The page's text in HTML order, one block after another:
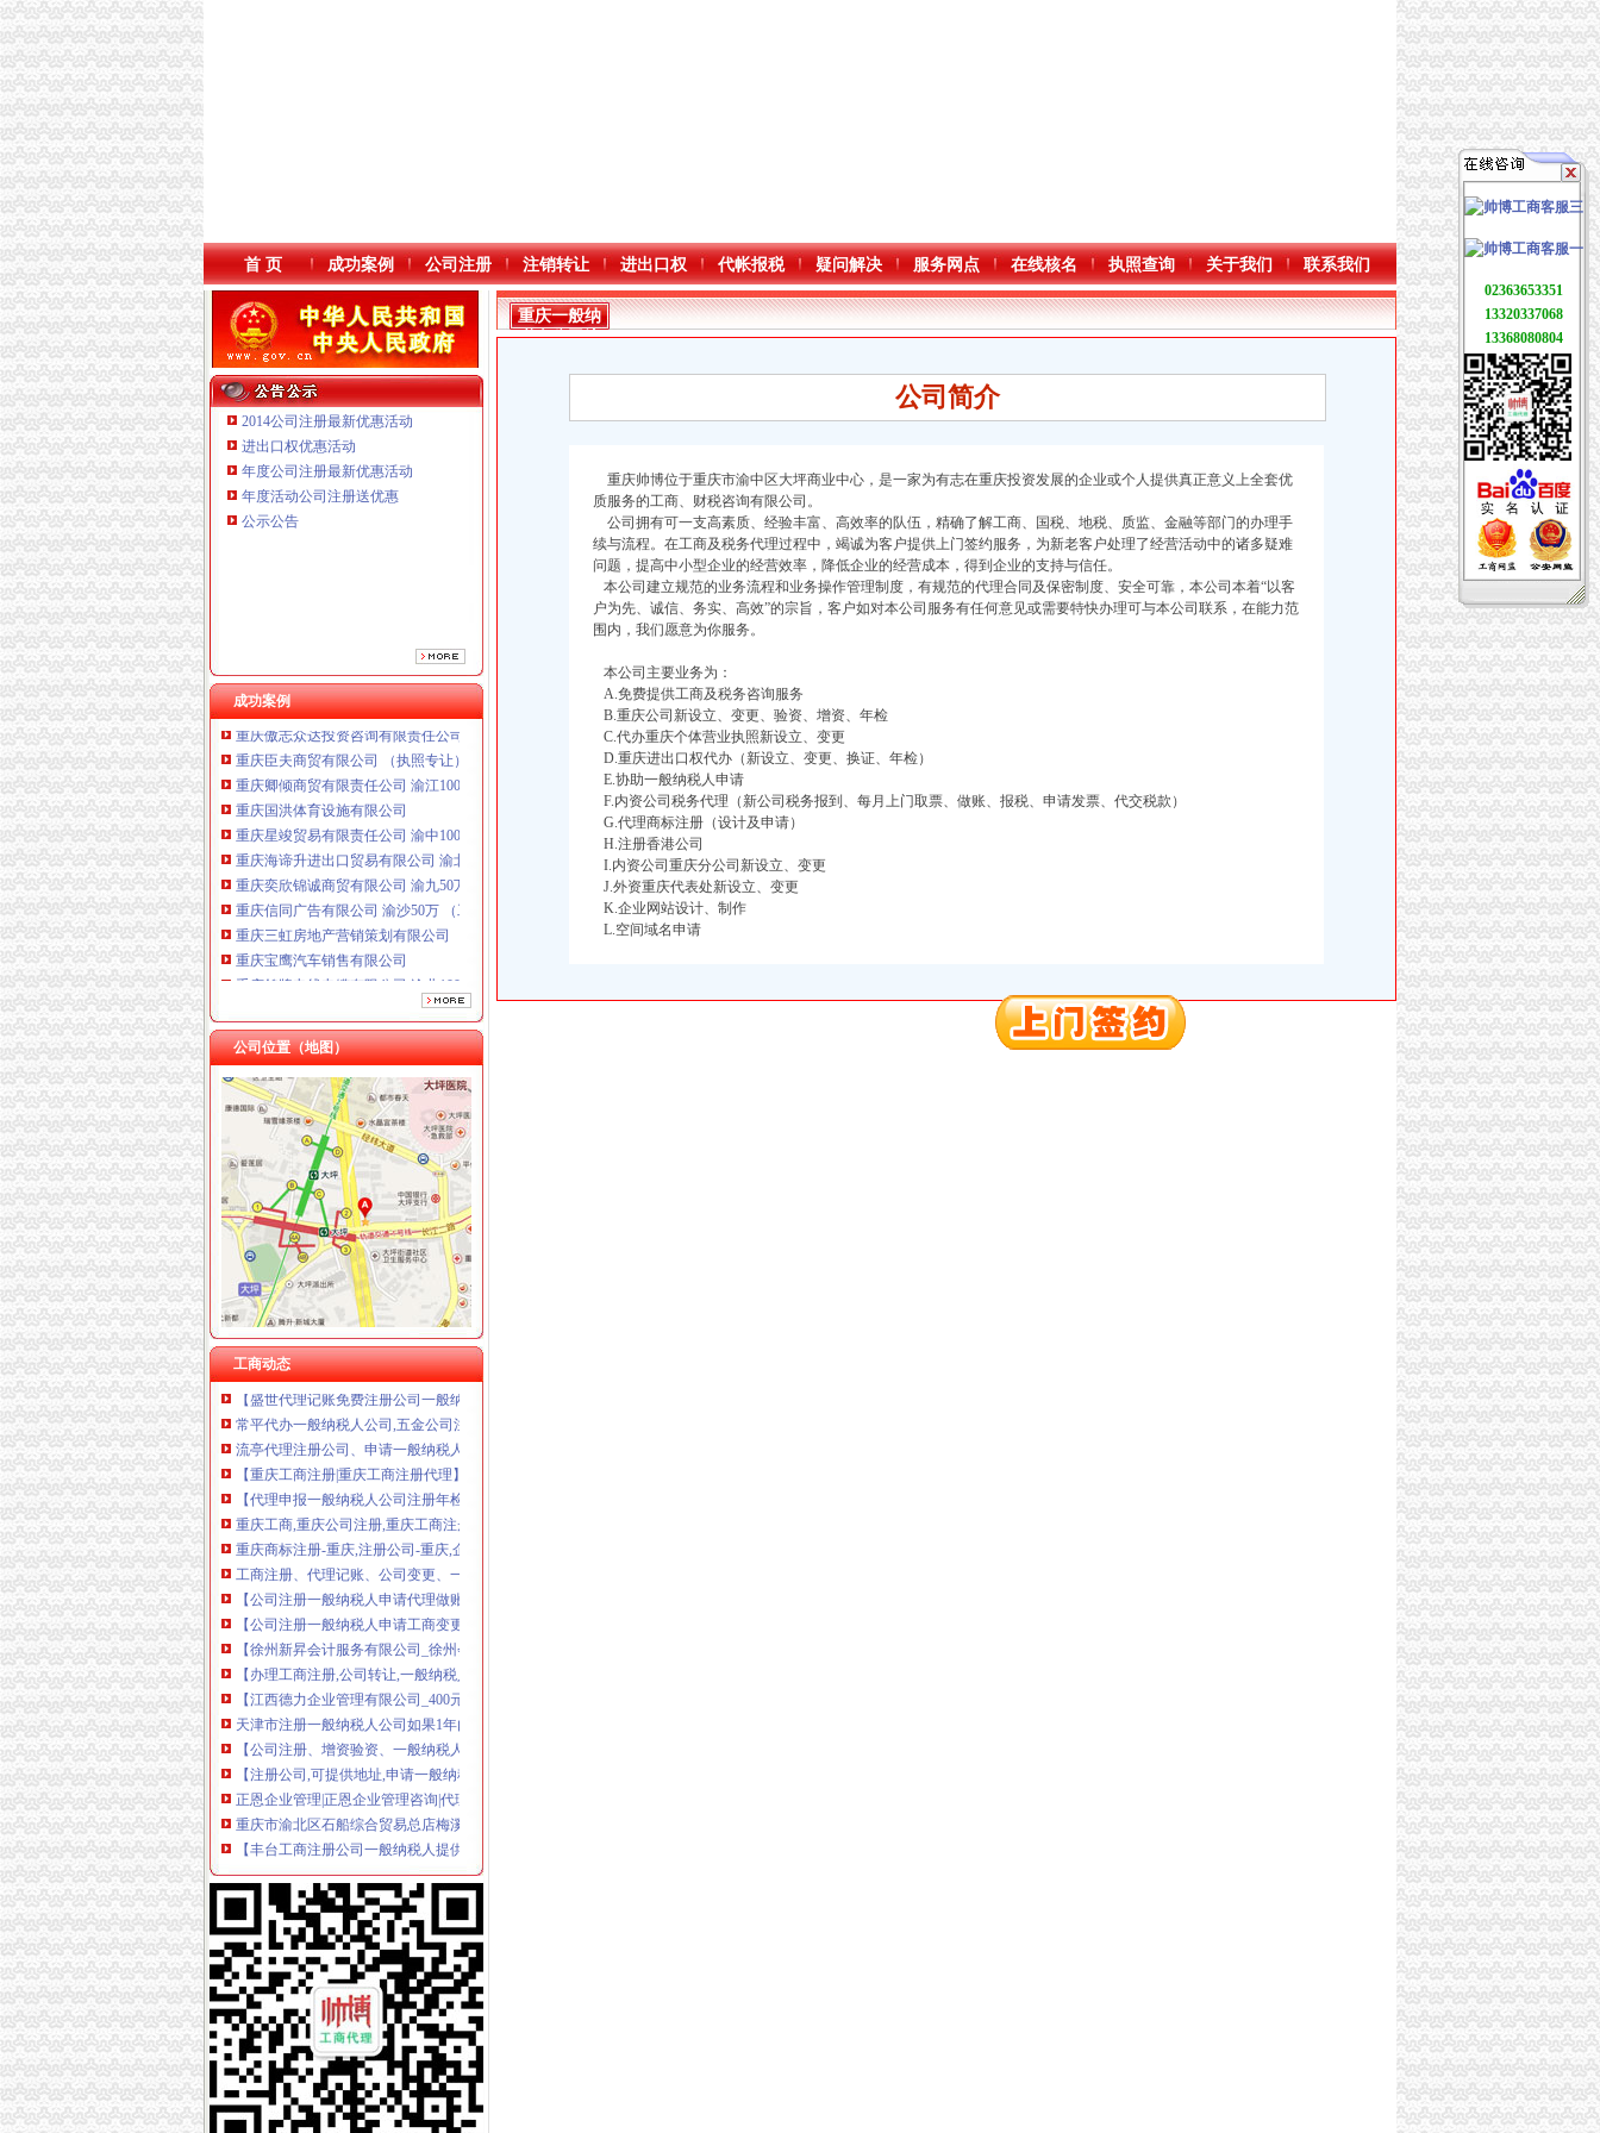
本站导航
首 页 成功案例 公司注册 注销转让 进出口权 代帐报税 疑问解决 服务网点 在线核名 执照查询 关于我们 联系我们
2014公司注册最新优惠活动
进出口权优惠活动
年度公司注册最新优惠活动
年度活动公司注册送优惠
公示公告
成功案例
重庆鸽牌电线电缆有限公司 渝北10010万 (进出口权)
重庆傲志众达投资咨询有限责任公司 渝九1000万 （增资）
重庆臣夫商贸有限公司 （执照专让）
重庆卿倾商贸有限责任公司 渝江100万 （工商注册）
重庆国洪体育设施有限公司
重庆星竣贸易有限责任公司 渝中100万 （进出口权）
重庆海谛升进出口贸易有限公司 渝北100万 （进出口权）
重庆奕欣锦诚商贸有限公司 渝九50万 （工商注册）
重庆信同广告有限公司 渝沙50万 （工商注册）
重庆三虹房地产营销策划有限公司
重庆宝鹰汽车销售有限公司
重庆鸽牌电线电缆有限公司 渝北10010万 (进出口权)
重庆臣夫商贸有限公司 （执照专让）
重庆卿倾商贸有限责任公司 渝江100万 （工商注册）
重庆国洪体育设施有限公司
重庆星竣贸易有限责任公司 渝中100万 （进出口权）
重庆海谛升进出口贸易有限公司 渝北100万 （进出口权）
重庆奕欣锦诚商贸有限公司 渝九50万 （工商注册）
重庆信同广告有限公司 渝沙50万 （工商注册）
重庆三虹房地产营销策划有限公司
重庆宝鹰汽车销售有限公司
公司位置（地图）
工商动态
重庆一般纳税人公司注册
【花都专业注册公司,企业变更,快速一般纳税人申请】-花都新华易
1123_广州公司注册,广州代理记账,广州申请一般纳税人_森卓企业
在重庆注册公司办理增值税时需要提供哪些材料?_go15_新浪博客
注册广州一般纳税人公司要多少钱？_搜狐财经_搜狐网
【沙坪坝区工商注册|沙坪坝区工商注册代理】-重庆去114网
公司注册一般纳税人注册记账报税-浙江嘉兴会计审计信息
一般纳税人申请_申请一般纳税人_注册公司流程
【注册一般纳税人公司多少钱】-韶关百姓网
【转让一般纳税人公司注册资金100万】-公司注册-包头赶集网
【重庆注册公司|重庆公司注册|重庆工商注册】-重庆小百姓网
免费注册一般纳税人公司【价格,品牌,供应商】-中国制造网,上海
【盛世代理记账免费注册公司一般纳税人申请】-公司注册-金昌赶集网
常平代办一般纳税人公司,五金公司注册,代办加工厂注册-【公司注
流亭代理注册公司、申请一般纳税人。青岛公司注册今题网
【重庆工商注册|重庆工商注册代理】-重庆去114网
【代理申报一般纳税人公司注册年检增资业务】-商标注册-聊城赶集网
重庆工商,重庆公司注册,重庆工商注册,重庆工商网-重庆千里眼网
重庆商标注册-重庆,注册公司-重庆,企业服务
工商注册、代理记账、公司变更、一般纳税人长春工商年检今题网
【公司注册一般纳税人申请代理做账】-企业变更-丹东赶集网
【公司注册一般纳税人申请工商变更】-公司注册-巢湖赶集网
【徐州新昇会计服务有限公司_徐州会计代帐、代理注册公司一般纳税
【办理工商注册,公司转让,一般纳税人申办,】-公司注册-丹东赶集网
【江西德力企业管理有限公司_400元3天注册公司、一般纳税人、报税
天津市注册一般纳税人公司如果1年内没有业务会被降为小规模纳税-
【公司注册、增资验资、一般纳税人申请、变更】-公司注册-洛赶集网
【注册公司,可提供地址,申请一般纳税人_专业会计公司】-公司注册-
正恩企业管理|正恩企业管理咨询|代理记帐|办理公司注册|纳税人申
重庆市渝北区石船综合贸易总店梅溪商店饮食门市_【信用信息_诉讼信
【丰台工商注册公司一般纳税人提供注册地址】-公司注册-北京赶集网
惠州公司个体等工商注册记账变更一般纳税人】-公司注册-惠州赶集网
【广州市正运财务咨询有限公司_白云工商注册,一般纳税人公司转让
【转让生产质的一般纳税人公司】-公司注册-石家庄赶集网
重庆新办注册公司咨询等价比高的一条龙服务—九龙坡区—渝州路—
【公司注册、代理记账、一般纳税人申请_代理记账,工商注册,申请
【哈尔滨鸿灿会计代理责任有限公司_公司注册、公司变更、一般纳税
【一般纳税人公司转让】-公司注册-郑州赶集网
【公司注册免费申请一般纳税人_工商注册公司注册】-公司注册-菏泽
【公司注册,专业公司注册,申请一般纳税人】-公司注册-东莞赶集网
墅湖高教区注册一般纳税人公司流程及费用-商务服务-久久信息网
【公司注册一般纳税人申请工商变更】-公司注册-安庆赶集网
重庆公司注册_重庆注册公司_重庆代办注册公司_重庆代理公司注册-qd
重庆一般纳
税人公司注
公司简介
重庆帅博位于重庆市渝中区大坪商业中心，是一家为有志在重庆投资发展的企业或个人提供真正意义上全套优
质服务的工商、财税咨询有限公司。
公司拥有可一支高素质、经验丰富、高效率的队伍，精确了解工商、国税、地税、质监、金融等部门的办理手
续与流程。在工商及税务代理过程中，竭诚为客户提供上门签约服务，为新老客户处理了经营活动中的诸多疑难
问题，提高中小型企业的经营效率，降低企业的经营成本，得到企业的支持与信任。
本公司建立规范的业务流程和业务操作管理制度，有规范的代理合同及保密制度、安全可靠，本公司本着“以客
户为先、诚信、务实、高效”的宗旨，客户如对本公司服务有任何意见或需要特快办理可与本公司联系，在能力范
围内，我们愿意为你服务。
本公司主要业务为：
A.免费提供工商及税务咨询服务
B.重庆公司新设立、变更、验资、增资、年检
C.代办重庆个体营业执照新设立、变更
D.重庆进出口权代办（新设立、变更、换证、年检）
E.协助一般纳税人申请
F.内资公司税务代理（新公司税务报到、每月上门取票、做账、报税、申请发票、代交税款）
G.代理商标注册（设计及申请）
H.注册香港公司
I.内资公司重庆分公司新设立、变更
J.外资重庆代表处新设立、变更
K.企业网站设计、制作
L.空间域名申请
02363653351
13320337068
13368080804